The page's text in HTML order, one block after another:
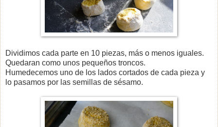
Dividimos cada parte en 10 piezas, más o menos iguales.
Quedaran como unos pequeños troncos.
Humedecemos uno de los lados cortados de cada pieza y
lo pasamos por las semillas de sésamo.